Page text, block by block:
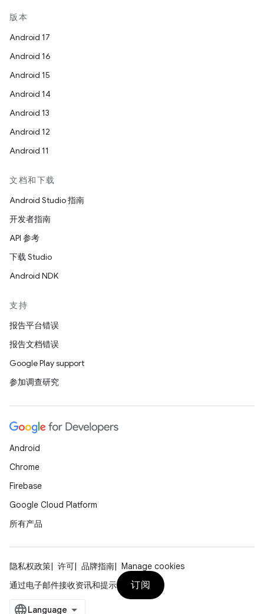
版本
Android 17
Android 16
Android 15
Android 14
Android 13
Android 12
Android 11
文档和下载
Android Studio 指南
开发者指南
API 参考
下载 Studio
Android NDK
支持
报告平台错误
报告文档错误
Google Play support
参加调查研究
Android
Chrome
Firebase
Google Cloud Platform
所有产品
隐私权政策 许可 品牌指南
Manage cookies
通过电子邮件接收资讯和提示
订阅